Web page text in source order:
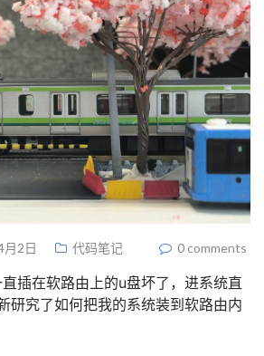
月2日 代码笔记 0 comments
插在软路由上的u盘坏了，进系统直
研究了如何把我的系统装到软路由内